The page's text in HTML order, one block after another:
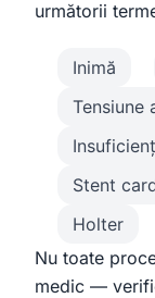
următorii
Inimă
Tensiune
Stent
Holter
Nu toate
medic —